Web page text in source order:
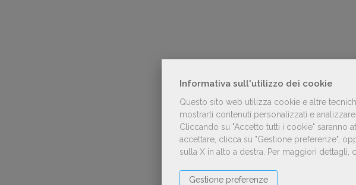
Informativa sull'utilizzo dei cookie
Questo sito web utilizza cookie e altre
mostrarti contenuti personalizzati e
Cliccando su "Accetto tutti i cookie" saranno
accettare, clicca su "Gestione preferenze",
sulla X in alto a destra.
Per maggiori dettagli,
Gestione preferenze